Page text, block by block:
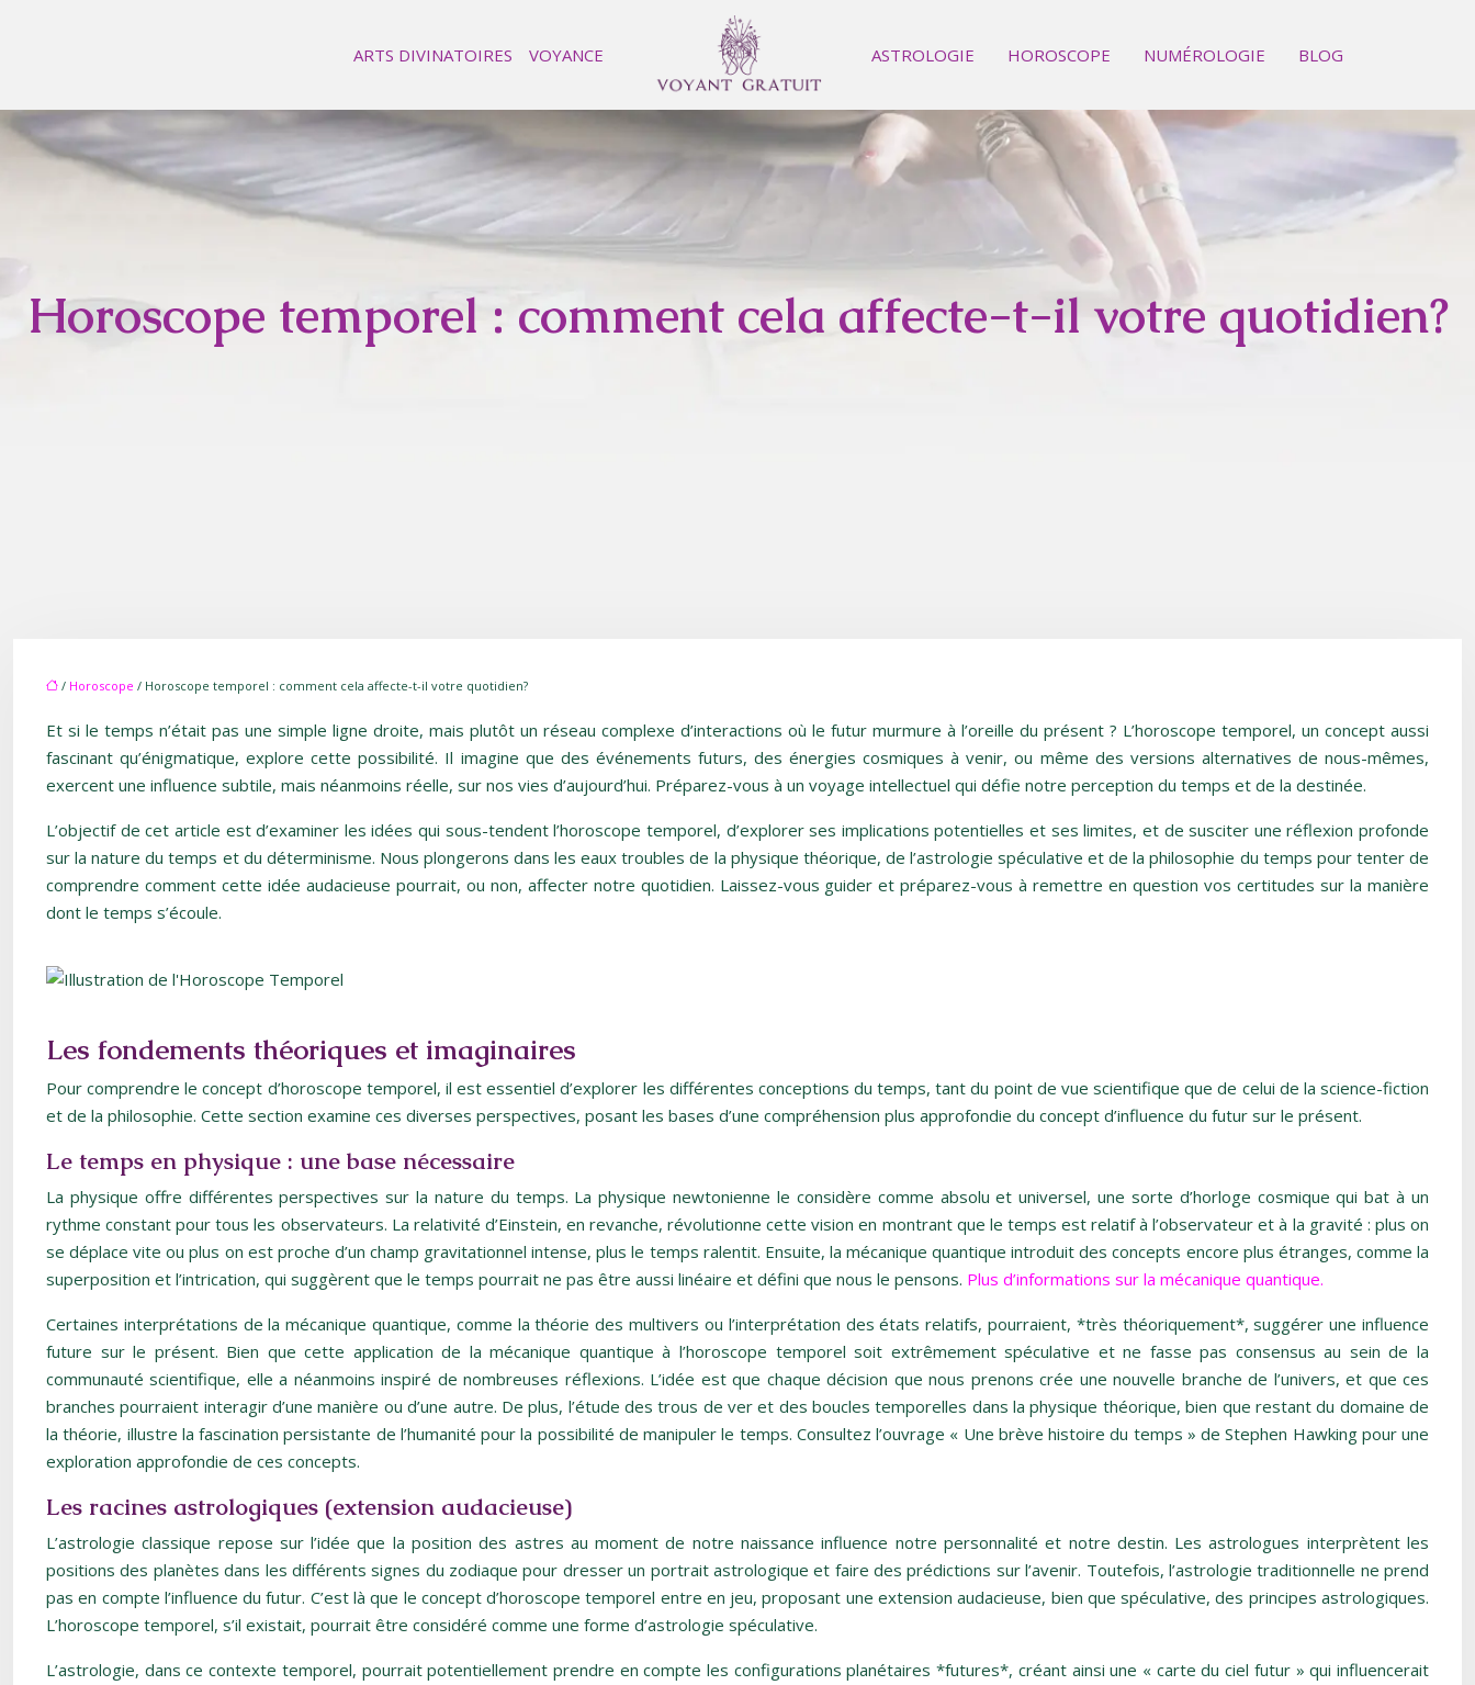
VOYANCE
ARTS DIVINATOIRES ASTROLOGIE HOROSCOPE NUMÉROLOGIE BLOG
Horoscope temporel : comment cela affecte-t-il votre quotidien?
/ Horoscope / Horoscope temporel : comment cela affecte-t-il votre quotidien?
Et si le temps n’était pas une simple ligne droite, mais plutôt un réseau complexe d’interactions où le futur murmure à l’oreille du présent ? L’horoscope temporel, un concept aussi
fascinant qu’énigmatique, explore cette possibilité. Il imagine que des événements futurs, des énergies cosmiques à venir, ou même des versions alternatives de nous-mêmes,
exercent une influence subtile, mais néanmoins réelle, sur nos vies d’aujourd’hui. Préparez-vous à un voyage intellectuel qui défie notre perception du temps et de la destinée.
L’objectif de cet article est d’examiner les idées qui sous-tendent l’horoscope temporel, d’explorer ses implications potentielles et ses limites, et de susciter une réflexion profonde
sur la nature du temps et du déterminisme. Nous plongerons dans les eaux troubles de la physique théorique, de l’astrologie spéculative et de la philosophie du temps pour tenter de
comprendre comment cette idée audacieuse pourrait, ou non, affecter notre quotidien. Laissez-vous guider et préparez-vous à remettre en question vos certitudes sur la manière
dont le temps s’écoule.
Les fondements théoriques et imaginaires
Pour comprendre le concept d’horoscope temporel, il est essentiel d’explorer les différentes conceptions du temps, tant du point de vue scientifique que de celui de la science-fiction
et de la philosophie. Cette section examine ces diverses perspectives, posant les bases d’une compréhension plus approfondie du concept d’influence du futur sur le présent.
Le temps en physique : une base nécessaire
La physique offre différentes perspectives sur la nature du temps. La physique newtonienne le considère comme absolu et universel, une sorte d’horloge cosmique qui bat à un
rythme constant pour tous les observateurs. La relativité d’Einstein, en revanche, révolutionne cette vision en montrant que le temps est relatif à l’observateur et à la gravité : plus on
se déplace vite ou plus on est proche d’un champ gravitationnel intense, plus le temps ralentit. Ensuite, la mécanique quantique introduit des concepts encore plus étranges, comme la
superposition et l’intrication, qui suggèrent que le temps pourrait ne pas être aussi linéaire et défini que nous le pensons. Plus d’informations sur la mécanique quantique.
Certaines interprétations de la mécanique quantique, comme la théorie des multivers ou l’interprétation des états relatifs, pourraient, *très théoriquement*, suggérer une influence
future sur le présent. Bien que cette application de la mécanique quantique à l’horoscope temporel soit extrêmement spéculative et ne fasse pas consensus au sein de la
communauté scientifique, elle a néanmoins inspiré de nombreuses réflexions. L’idée est que chaque décision que nous prenons crée une nouvelle branche de l’univers, et que ces
branches pourraient interagir d’une manière ou d’une autre. De plus, l’étude des trous de ver et des boucles temporelles dans la physique théorique, bien que restant du domaine de
la théorie, illustre la fascination persistante de l’humanité pour la possibilité de manipuler le temps. Consultez l’ouvrage « Une brève histoire du temps » de Stephen Hawking pour une
exploration approfondie de ces concepts.
Les racines astrologiques (extension audacieuse)
L’astrologie classique repose sur l’idée que la position des astres au moment de notre naissance influence notre personnalité et notre destin. Les astrologues interprètent les
positions des planètes dans les différents signes du zodiaque pour dresser un portrait astrologique et faire des prédictions sur l’avenir. Toutefois, l’astrologie traditionnelle ne prend
pas en compte l’influence du futur. C’est là que le concept d’horoscope temporel entre en jeu, proposant une extension audacieuse, bien que spéculative, des principes astrologiques.
L’horoscope temporel, s’il existait, pourrait être considéré comme une forme d’astrologie spéculative.
L’astrologie, dans ce contexte temporel, pourrait potentiellement prendre en compte les configurations planétaires *futures*, créant ainsi une « carte du ciel futur » qui influencerait